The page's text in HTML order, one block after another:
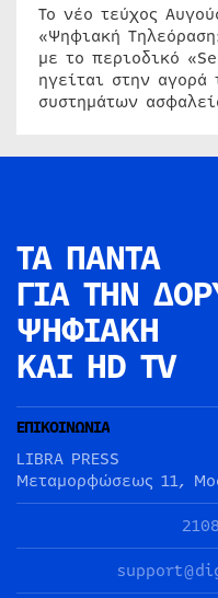
Το νέο τεύχος
«Ψηφιακή
με το περιοδικό
ηγείται στην
συστημάτων
ΤΑ ΠΑΝΤΑ
ΓΙΑ ΤΗΝ
ΨΗΦΙΑΚΗ
ΚΑΙ HD TV
ΕΠΙΚΟΙΝΩΝΙΑ
LIBRA PRESS
Μεταμορφώσεως 11,